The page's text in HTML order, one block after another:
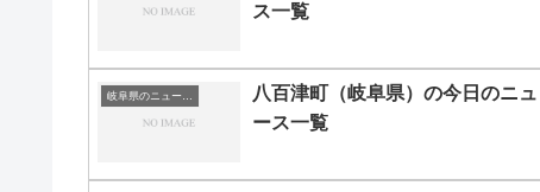
ス一覧
岐阜県のニュース一覧
八百津町（岐阜県）の今日のニュ
ース一覧